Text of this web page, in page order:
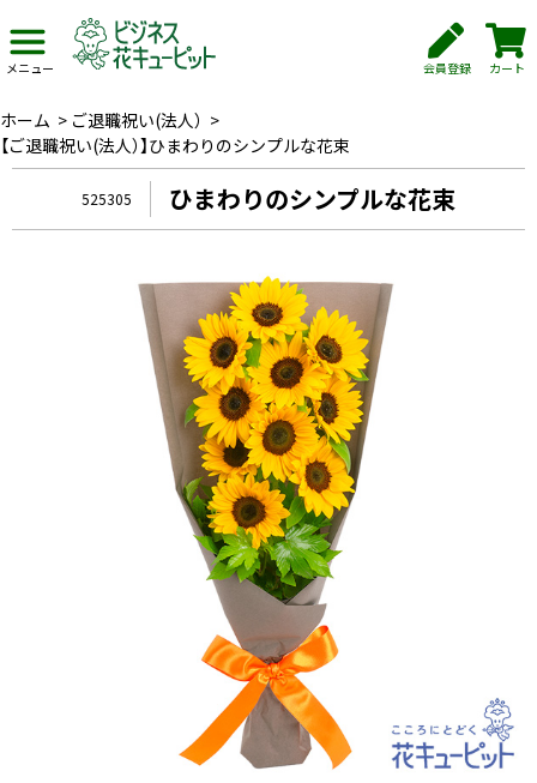
メニュー 会員登録 カート
ホーム > ご退職祝い(法人） >
【ご退職祝い(法人）】ひまわりのシンプルな花束
525305 ひまわりのシンプルな花束